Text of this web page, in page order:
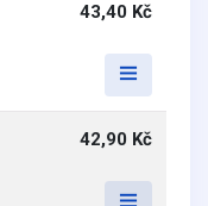
43,40 Kč
42,90 Kč